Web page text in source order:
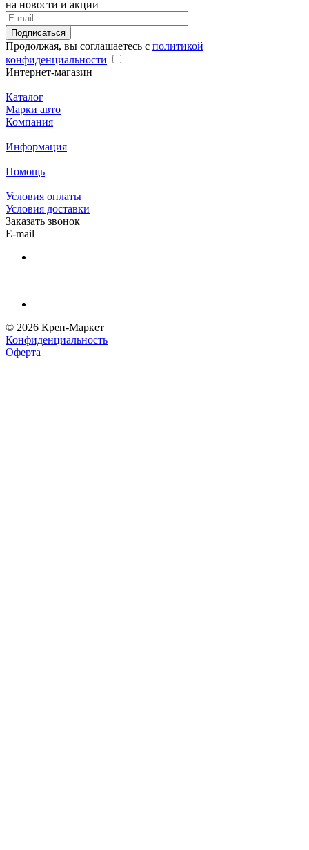
на новости и акции
Подписаться
Продолжая, вы соглашаетесь с политикой
конфиденциальности
Интернет-магазин
Каталог
Марки авто
Компания
Информация
Помощь
Условия оплаты
Условия доставки
Заказать звонок
E-mail
© 2026 Креп-Маркет
Конфиденциальность
Оферта